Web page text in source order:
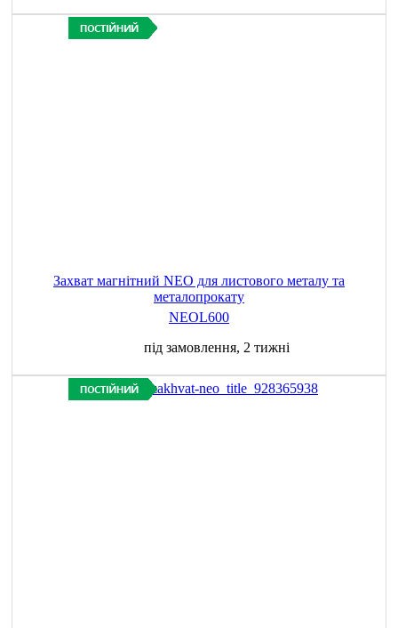
Захват магнітний NEO для листового металу та
металопрокату
NEOL600
під замовлення, 2 тижні